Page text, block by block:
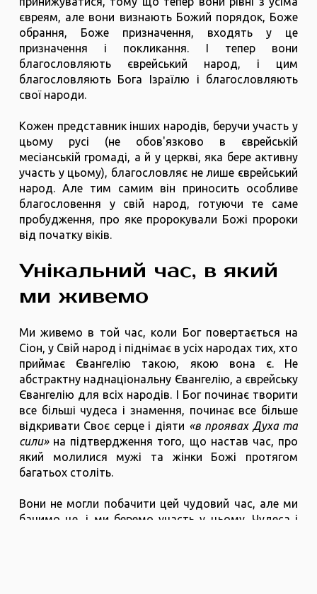
євреям, але вони визнають Божий порядок, Боже
обрання, Боже призначення, входять у це
призначення і покликання. І тепер вони
благословляють єврейський народ, і цим
благословляють Бога Ізраїлю і благословляють
свої народи.
Кожен представник інших народів, беручи участь у
цьому русі (не обов'язково в єврейській
месіанській громаді, а й у церкві, яка бере активну
участь у цьому), благословляє не лише єврейський
народ. Але тим самим він приносить особливе
благословення у свій народ, готуючи те саме
пробудження, про яке пророкували Божі пророки
від початку віків.
Унікальний час, в який
ми живемо
Ми живемо в той час, коли Бог повертається на
Сіон, у Свій народ і піднімає в усіх народах тих, хто
приймає Євангелію такою, якою вона є. Не
абстрактну наднаціональну Євангелію, а єврейську
Євангелію для всіх народів. І Бог починає творити
все більші чудеса і знамення, починає все більше
відкривати Своє серце і діяти «в проявах Духа та
сили»на підтвердження того, що настав час, про
який молилися мужі та жінки Божі протягом
багатьох століть.
Вони не могли побачити цей чудовий час, але ми
бачимо це, і ми беремо участь у цьому. Чудеса і